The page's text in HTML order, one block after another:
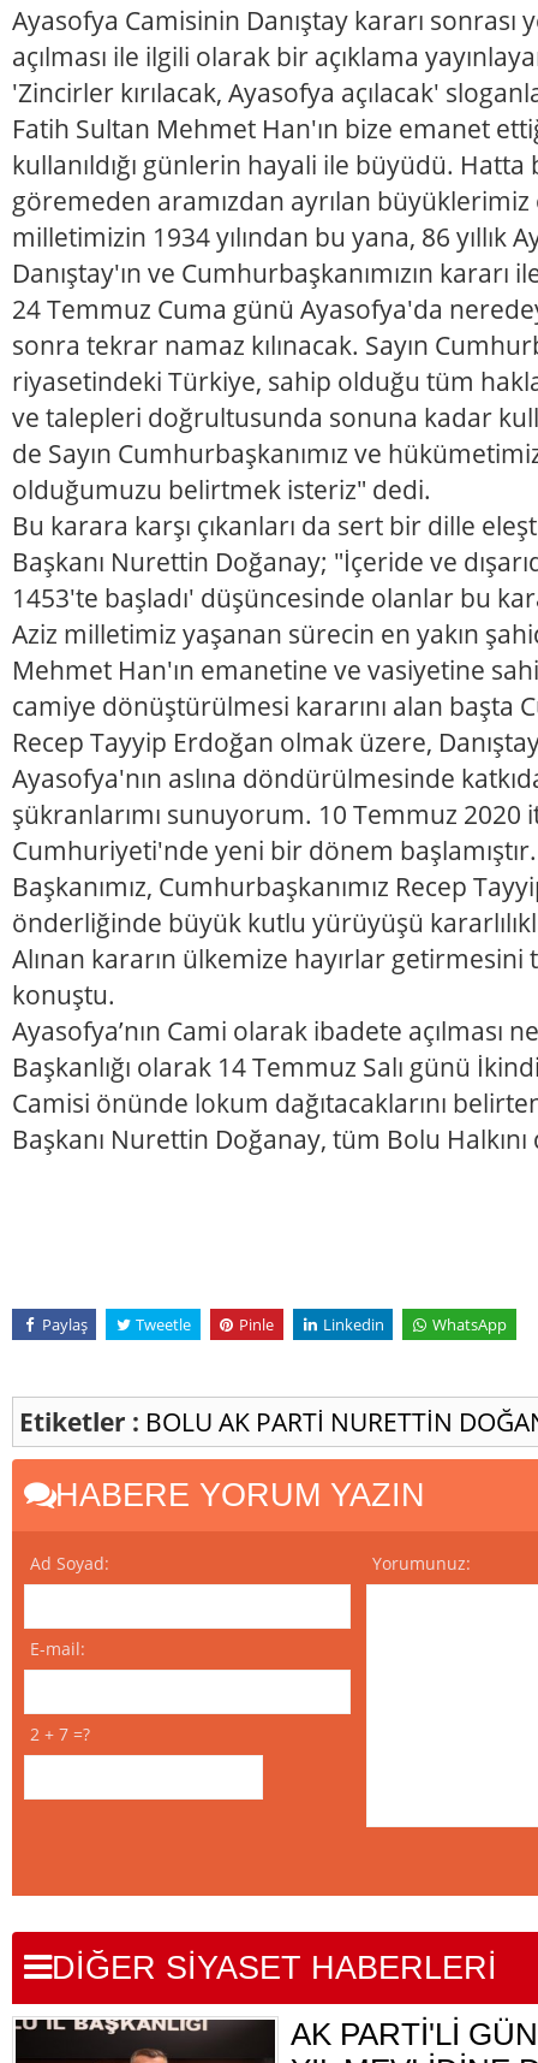
Ayasofya Camisinin Danıştay kararı sonrası
açılması ile ilgili olarak bir açıklama
'Zincirler kırılacak, Ayasofya açılacak'
Fatih Sultan Mehmet Han'ın bize emanet
kullanıldığı günlerin hayali ile büyüdü.
göremeden aramızdan ayrılan
milletimizin 1934 yılından bu yana, 86 yıllık
Danıştay'ın ve Cumhurbaşkanımızın kararı
24 Temmuz Cuma günü Ayasofya'da
sonra tekrar namaz kılınacak. Sayın
riyasetindeki Türkiye, sahip olduğu tüm
ve talepleri doğrultusunda sonuna kadar
de Sayın Cumhurbaşkanımız ve
olduğumuzu belirtmek isteriz" dedi.
Bu karara karşı çıkanları da sert bir dille
Başkanı Nurettin Doğanay; "İçeride ve
1453'te başladı' düşüncesinde olanlar bu
Aziz milletimiz yaşanan sürecin en yakın
Mehmet Han'ın emanetine ve vasiyetine
camiye dönüştürülmesi kararını alan başta
Recep Tayyip Erdoğan olmak üzere,
Ayasofya'nın aslına döndürülmesinde
şükranlarımı sunuyorum. 10 Temmuz 2020
Cumhuriyeti'nde yeni bir dönem
Başkanımız, Cumhurbaşkanımız Recep
önderliğinde büyük kutlu yürüyüşü
Alınan kararın ülkemize hayırlar
konuştu.
Ayasofya’nın Cami olarak ibadete açılması
Başkanlığı olarak 14 Temmuz Salı günü
Camisi önünde lokum dağıtacaklarını
Başkanı Nurettin Doğanay, tüm Bolu
Paylaş Tweetle Pinle Linkedin WhatsApp
Etiketler : BOLU AK PARTİ NURETTİN
HABERE YORUM YAZIN
Ad Soyad:
E-mail:
2 + 7 =?
Yorumunuz:
DİĞER SİYASET HABERLERİ
AK PARTİ'Lİ